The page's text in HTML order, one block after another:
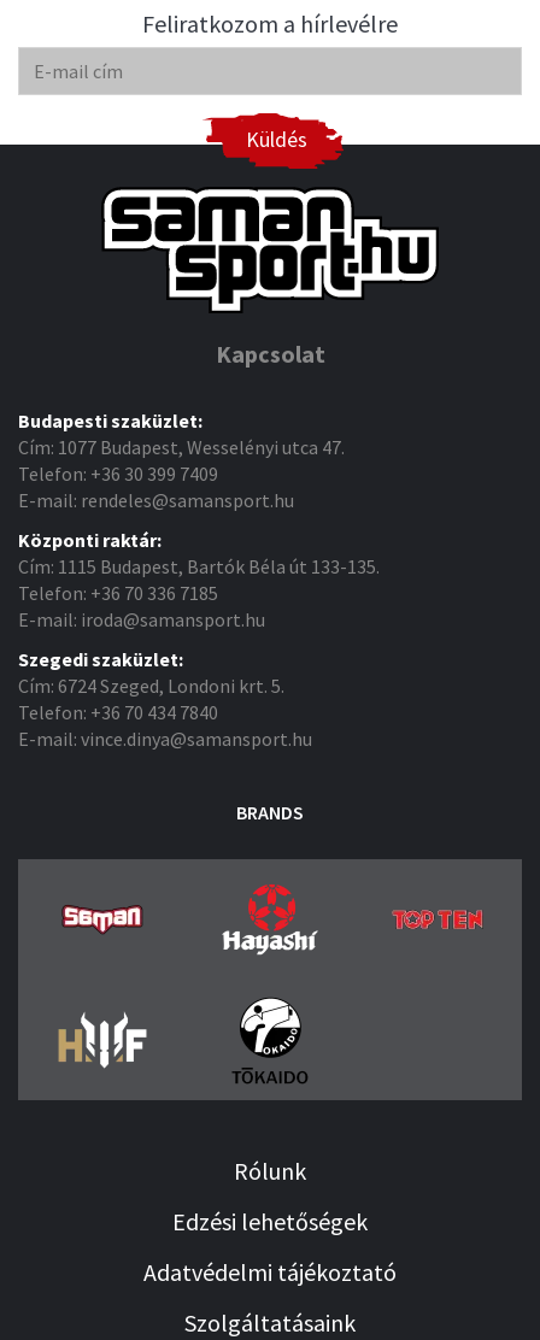
Feliratkozom a hírlevélre
Küldés
Kapcsolat
Budapesti szaküzlet:
Cím: 1077 Budapest, Wesselényi utca 47.
Telefon: +36 30 399 7409
E-mail: rendeles@samansport.hu
Központi raktár:
Cím: 1115 Budapest, Bartók Béla út 133-135.
Telefon: +36 70 336 7185
E-mail: iroda@samansport.hu
Szegedi szaküzlet:
Cím: 6724 Szeged, Londoni krt. 5.
Telefon: +36 70 434 7840
E-mail: vince.dinya@samansport.hu
BRANDS
Rólunk
Edzési lehetőségek
Adatvédelmi tájékoztató
Szolgáltatásaink